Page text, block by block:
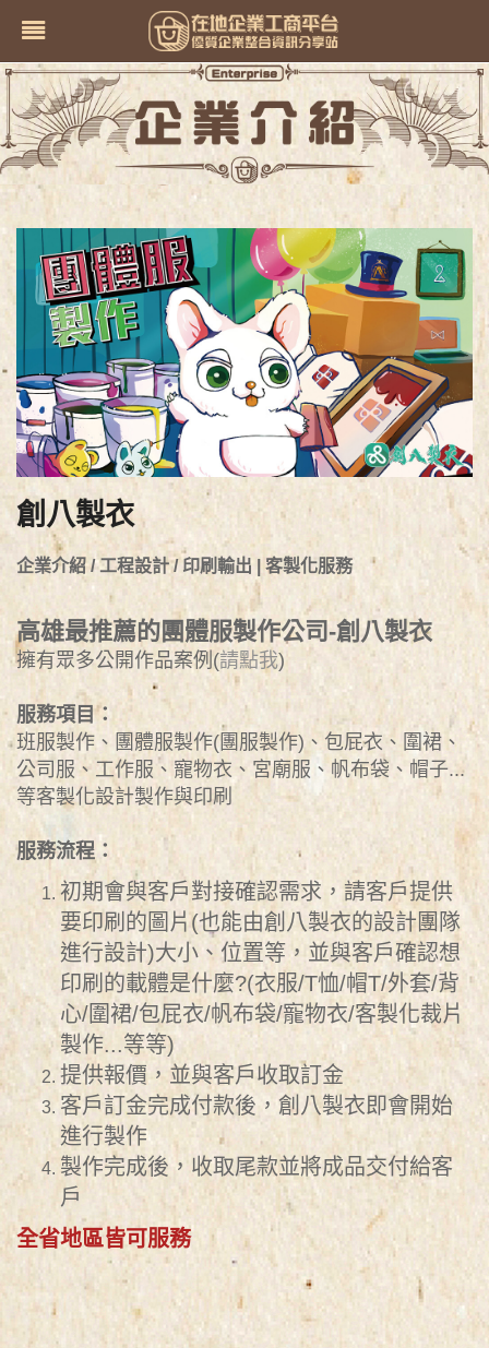
創八製衣
企業介紹 / 工程設計 / 印刷輸出 | 客製化服務
高雄最推薦的團體服製作公司-創八製衣
擁有眾多公開作品案例(請點我)
服務項目：
班服製作、團體服製作(團服製作)、包屁衣、圍裙、
公司服、工作服、寵物衣、宮廟服、帆布袋、帽子...
等客製化設計製作與印刷
服務流程：
初期會與客戶對接確認需求，請客戶提供
要印刷的圖片(也能由創八製衣的設計團隊
進行設計)大小、位置等，並與客戶確認想
印刷的載體是什麼?(衣服/T恤/帽T/外套/背
心/圍裙/包屁衣/帆布袋/寵物衣/客製化裁片
製作...等等)
提供報價，並與客戶收取訂金
客戶訂金完成付款後，創八製衣即會開始
進行製作
製作完成後，收取尾款並將成品交付給客
戶
全省地區皆可服務